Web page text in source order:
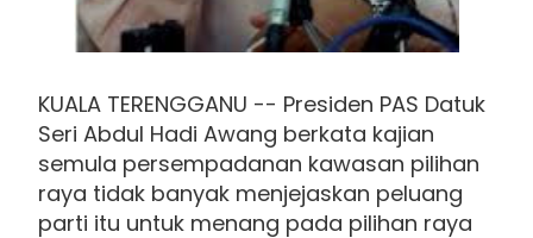
KUALA TERENGGANU -- Presiden PAS Datuk
Seri Abdul Hadi Awang berkata kajian
semula persempadanan kawasan pilihan
raya tidak banyak menjejaskan peluang
parti itu untuk menang pada pilihan raya